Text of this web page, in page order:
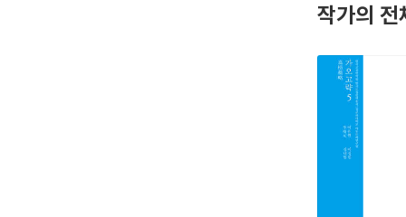
졌고 이
당대 중
《가오고
朝謨訓)
작가의 전